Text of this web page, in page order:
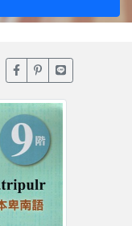
臉書分享(另開新視窗)
噗浪分享(另開新
Line分享(另